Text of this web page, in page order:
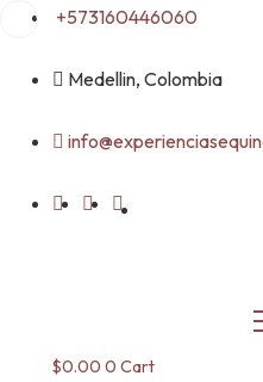
Skip
content
+573160446060
Medellin, Colombia
$0.00 0 Cart